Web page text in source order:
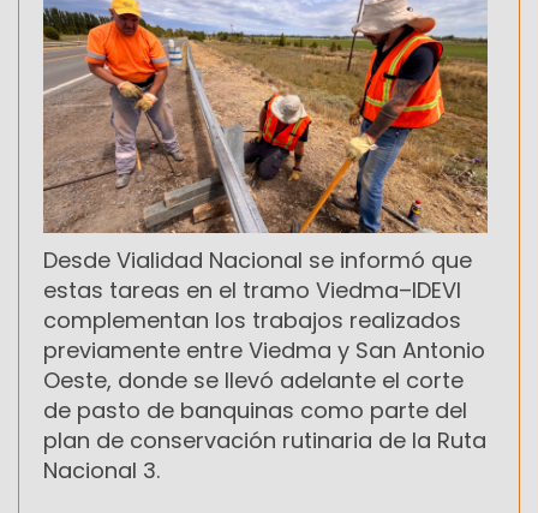
Desde Vialidad Nacional se informó que
estas tareas en el tramo Viedma–IDEVI
complementan los trabajos realizados
previamente entre Viedma y San Antonio
Oeste, donde se llevó adelante el corte
de pasto de banquinas como parte del
plan de conservación rutinaria de la Ruta
Nacional 3.